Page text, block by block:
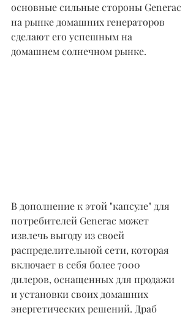
основные сильные стороны Generac
на рынке домашних генераторов
сделают его успешным на
домашнем солнечном рынке.
В дополнение к этой "капсуле" для
потребителей Generac может
извлечь выгоду из своей
распределительной сети, которая
включает в себя более 7000
дилеров, оснащенных для продажи
и установки своих домашних
энергетических решений. Драб